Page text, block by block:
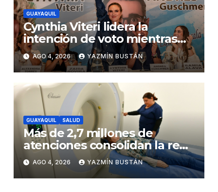
GUAYAQUIL
Cynthia Viteri lidera la
intención de voto mientras
Andrés Guschmer muestra
un destacado crecimiento,
según AtlasIntel
AGO 4, 2026 YAZMÍN BUSTÁN
GUAYAQUIL SALUD
Más de 2,7 millones de
atenciones consolidan la red
municipal de salud
AGO 4, 2026 YAZMÍN BUSTÁN